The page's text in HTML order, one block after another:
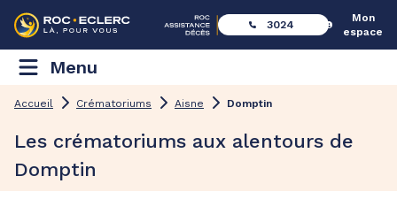
3024
Mon
espace
Menu
Accueil Crématoriums Aisne Domptin
Les crématoriums aux alentours de
Domptin